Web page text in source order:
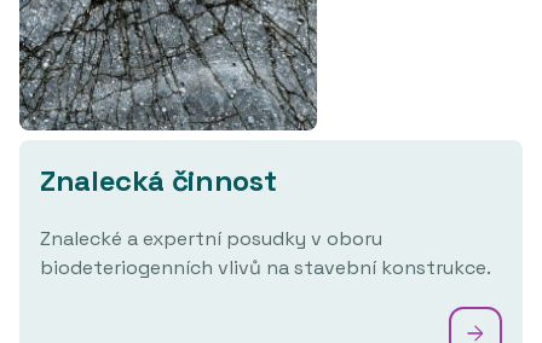
Znalecká činnost
Znalecké a expertní posudky v oboru
biodeteriogenních vlivů na stavební konstrukce.